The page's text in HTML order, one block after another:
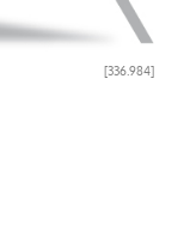
[336.984]